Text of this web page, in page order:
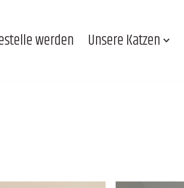
werden Unsere Katzen